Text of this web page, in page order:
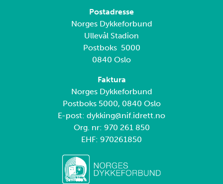
Postadresse
Norges Dykkeforbund
Ullevål Stadion
Postboks 5000
0840 Oslo
Faktura
Norges Dykkeforbund
Postboks 5000, 0840 Oslo
E-post: dykking@nif.idrett.no
Org. nr: 970 261 850
EHF: 970261850